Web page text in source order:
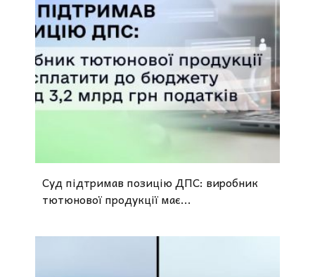
Суд підтримав позицію ДПС: виробник
тютюнової продукції має...